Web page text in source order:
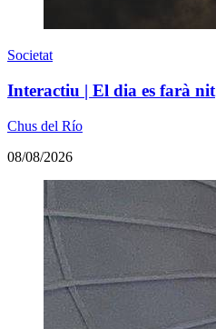
Societat
Interactiu | El dia es farà nit
Chus del Río
08/08/2026